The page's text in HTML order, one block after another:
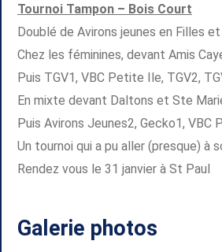
Tournoi Tampon – Bois Court
Doublé de Avirons jeunes en Filles
Chez les féminines, devant Amis
Puis TGV1, VBC Petite Ile, TGV2,
En mixte devant Daltons et Ste
Puis Avirons Jeunes2, Gecko1,
Un tournoi qui a pu aller (presque) à
Rendez vous le 31 janvier à St Paul
Galerie photos